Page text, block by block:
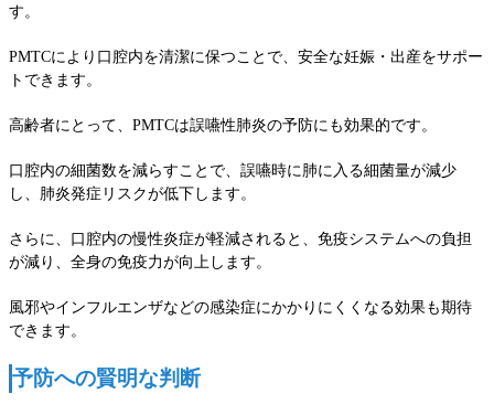
す。
PMTCにより口腔内を清潔に保つことで、安全な妊娠・出産をサポー
トできます。
高齢者にとって、PMTCは誤嚥性肺炎の予防にも効果的です。
口腔内の細菌数を減らすことで、誤嚥時に肺に入る細菌量が減少
し、肺炎発症リスクが低下します。
さらに、口腔内の慢性炎症が軽減されると、免疫システムへの負担
が減り、全身の免疫力が向上します。
風邪やインフルエンザなどの感染症にかかりにくくなる効果も期待
できます。
予防への賢明な判断